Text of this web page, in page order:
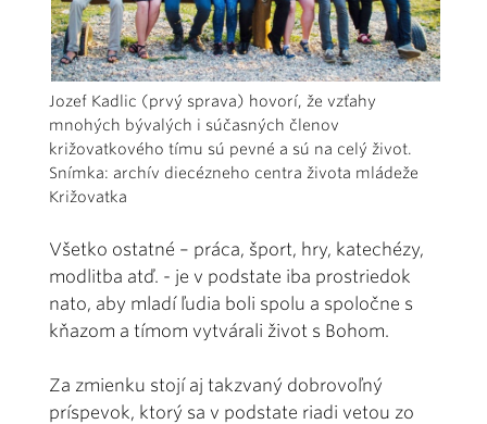
Jozef Kadlic (prvý sprava) hovorí, že vzťahy
mnohých bývalých i súčasných členov
križovatkového tímu sú pevné a sú na celý život.
Snímka: archív diecézneho centra života mládeže
Križovatka
Všetko ostatné – práca, šport, hry, katechézy,
modlitba atď. - je v podstate iba prostriedok
nato, aby mladí ľudia boli spolu a spoločne s
kňazom a tímom vytvárali život s Bohom.
Za zmienku stojí aj takzvaný dobrovoľný
príspevok, ktorý sa v podstate riadi vetou zo